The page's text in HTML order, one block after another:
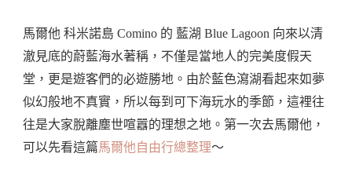
藍
湖
全
攻
略：
Blue
馬爾他 科米諾島 Comino 的 藍湖 Blue Lagoon 向來以清
澈見底的蔚藍海水著稱，不僅是當地人的完美度假天
堂，更是遊客們的必遊勝地。由於藍色瀉湖看起來如夢
似幻般地不真實，所以每到可下海玩水的季節，這裡往
往是大家脫離塵世喧囂的理想之地。第一次去馬爾他，
可以先看這篇馬爾他自由行總整理～